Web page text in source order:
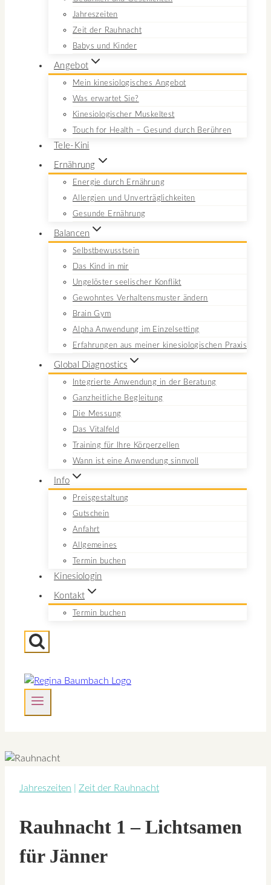
Jahreszeiten
Zeit der Rauhnacht
Babys und Kinder
Angebot
Mein kinesiologisches Angebot
Was erwartet Sie?
Kinesiologischer Muskeltest
Touch for Health – Gesund durch Berühren
Tele-Kini
Ernährung
Energie durch Ernährung
Allergien und Unverträglichkeiten
Gesunde Ernährung
Balancen
Selbstbewusstsein
Das Kind in mir
Ungelöster seelischer Konflikt
Gewohntes Verhaltensmuster ändern
Brain Gym
Alpha Anwendung im Einzelsetting
Erfahrungen aus meiner kinesiologischen Praxis
Global Diagnostics
Integrierte Anwendung in der Beratung
Ganzheitliche Begleitung
Die Messung
Das Vitalfeld
Training für Ihre Körperzellen
Wann ist eine Anwendung sinnvoll
Info
Preisgestaltung
Gutschein
Anfahrt
Allgemeines
Termin buchen
Kinesiologin
Kontakt
Termin buchen
Jahreszeiten Zeit der Rauhnacht
Rauhnacht 1 – Lichtsamen
für Jänner